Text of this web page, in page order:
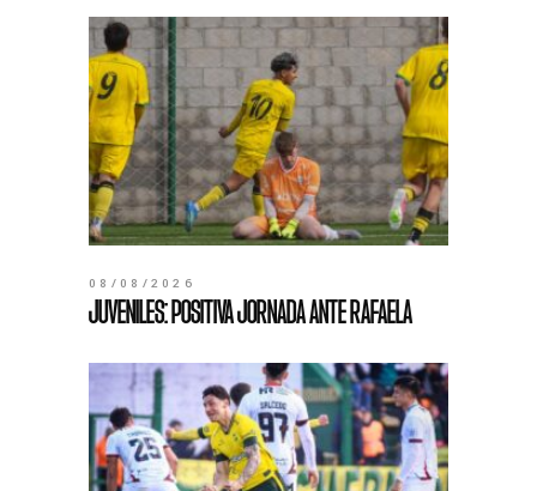
08/08/2026
JUVENILES: POSITIVA JORNADA ANTE RAFAELA